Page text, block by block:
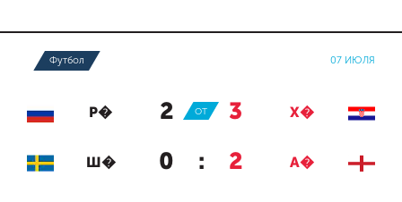
Футбол 07 ИЮЛЯ
Р� 2 : 3 Х�
ОТ
Ш� 0 : 2 А�